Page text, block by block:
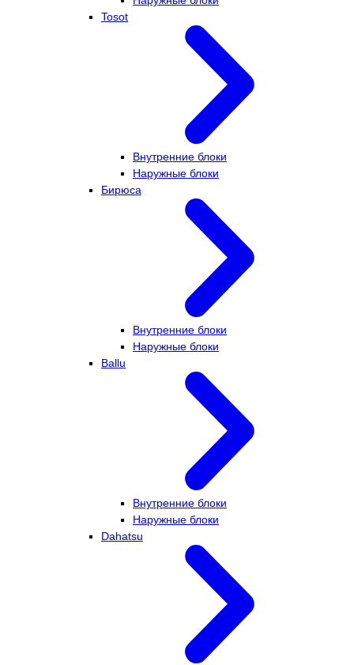
Tosot
Внутренние блоки
Наружные блоки
Бирюса
Внутренние блоки
Наружные блоки
Ballu
Внутренние блоки
Наружные блоки
Dahatsu